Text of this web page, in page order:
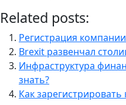
Related posts:
Регистрация
Brexit развенчал
Инфраструктура
знать?
Как